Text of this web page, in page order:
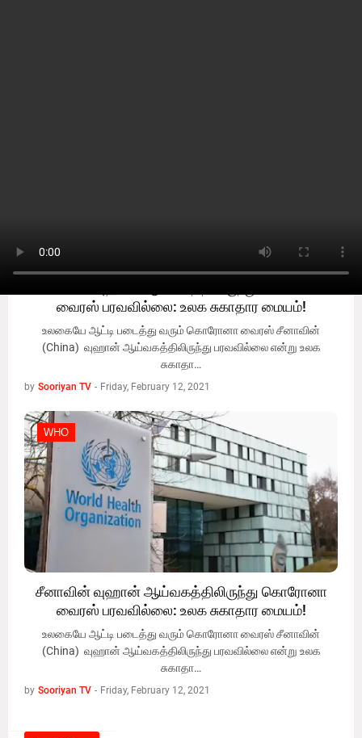
வைரஸ் பரவவில்லை: உலக சுகாதார மையம்!
உலகையே ஆட்டி படைத்து வரும் கொரோனா வைரஸ் சீனாவின்
(China) வுஹான் ஆய்வகத்திலிருந்து பரவவில்லை என்று உலக
சுகாதா…
by Sooriyan TV - Friday, February 12, 2021
WHO
WHO
சீனாவின் வுஹான் ஆய்வகத்திலிருந்து கொரோனா
வைரஸ் பரவவில்லை: உலக சுகாதார மையம்!
உலகையே ஆட்டி படைத்து வரும் கொரோனா வைரஸ் சீனாவின்
(China) வுஹான் ஆய்வகத்திலிருந்து பரவவில்லை என்று உலக
சுகாதா…
by Sooriyan TV - Friday, February 12, 2021